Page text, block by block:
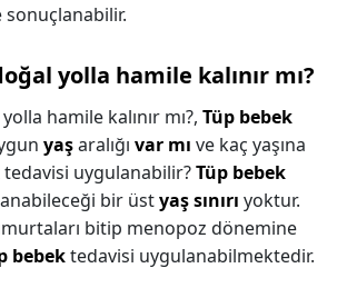
sonuçlanabilir.
yolla hamile kalınır mı?
hamile kalınır mı?, Tüp bebek
yaşaralığı var mı ve kaç yaşına
tedavisi uygulanabilir?Tüp bebek
bir üstyaş sınırı yoktur.
bitip menopoz dönemine
bebektedavisi uygulanabilmektedir.